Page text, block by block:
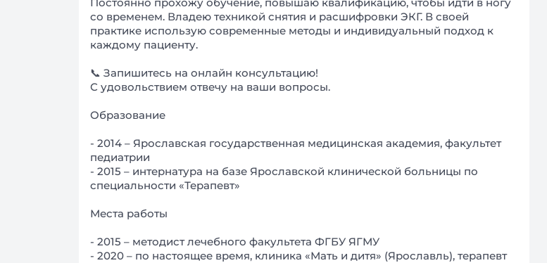
со временем. Владею техникой снятия и расшифровки ЭКГ. В своей
практике использую современные методы и индивидуальный подход к
каждому пациенту.
📞 Запишитесь на онлайн консультацию!
С удовольствием отвечу на ваши вопросы.
Образование
- 2014 – Ярославская государственная медицинская академия, факультет
педиатрии
- 2015 – интернатура на базе Ярославской клинической больницы по
специальности «Терапевт»
Места работы
- 2015 – методист лечебного факультета ФГБУ ЯГМУ
- 2020 – по настоящее время, клиника «Мать и дитя» (Ярославль), терапевт